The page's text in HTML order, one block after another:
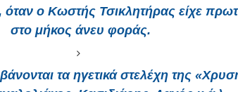
όταν ο Κωστής Τσικλητήρας είχε
στο μήκος άνευ φοράς.
τα ηγετικά στελέχη της